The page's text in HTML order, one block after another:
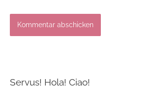
Servus! Hola! Ciao!